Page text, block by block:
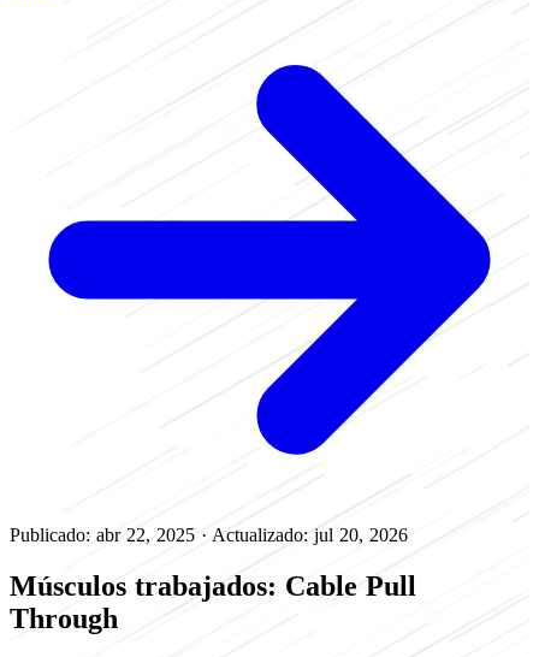
Publicado: abr 22, 2025 · Actualizado: jul 20, 2026
Músculos trabajados: Cable Pull
Through